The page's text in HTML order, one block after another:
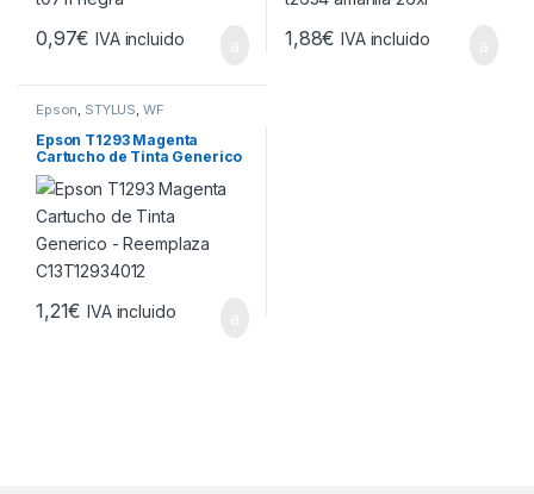
0,97€ IVA incluido 1,88€ IVA incluido
Epson, STYLUS, WF
Epson T1293 Magenta
Cartucho de Tinta Generico
– Reemplaza C13T12934012
1,21€ IVA incluido